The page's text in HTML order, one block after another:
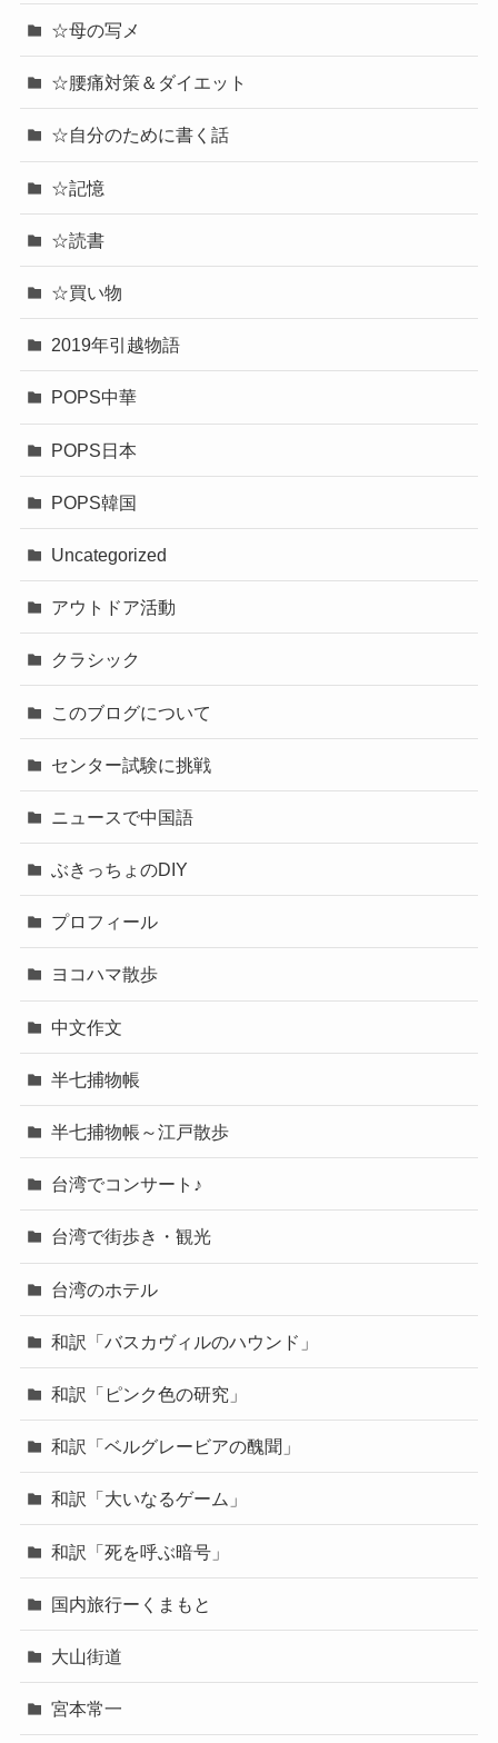
☆旅行─台湾
☆旅行─国内旅行
☆旅行─東京散歩
☆旅行─海外旅行
☆旅行─韓国
☆旅行─香港
☆母の写メ
☆腰痛対策＆ダイエット
☆自分のために書く話
☆記憶
☆読書
☆買い物
2019年引越物語
POPS中華
POPS日本
POPS韓国
Uncategorized
アウトドア活動
クラシック
このブログについて
センター試験に挑戦
ニュースで中国語
ぶきっちょのDIY
プロフィール
ヨコハマ散歩
中文作文
半七捕物帳
半七捕物帳～江戸散歩
台湾でコンサート♪
台湾で街歩き・観光
台湾のホテル
和訳「バスカヴィルのハウンド」
和訳「ピンク色の研究」